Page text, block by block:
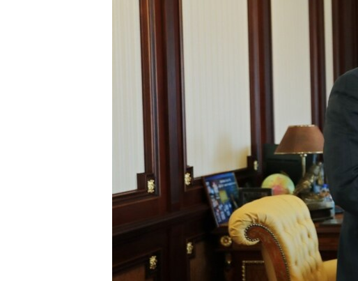
УКРАЇНСЬКА ПРОБЛЕМА КРИМУ